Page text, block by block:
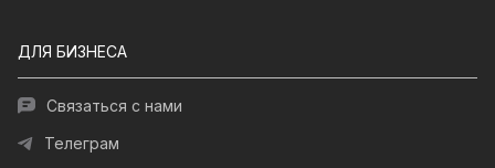
ДЛЯ БИЗНЕСА
Связаться с нами
Телеграм